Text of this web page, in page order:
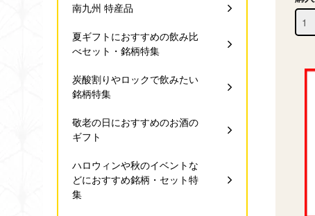
南九州 特産品
夏ギフトにおすすめの飲み比
べセット・銘柄特集
炭酸割りやロックで飲みたい
銘柄特集
敬老の日におすすめのお酒の
ギフト
ハロウィンや秋のイベントな
どにおすすめ銘柄・セット特
集